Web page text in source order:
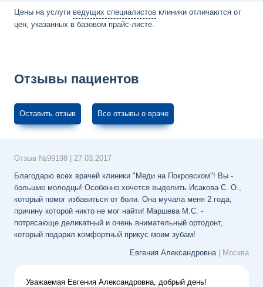
Цены на услуги ведущих специалистов клиники отличаются от
цен, указанных в базовом прайс-листе.
Отзывы пациентов
Оставить отзыв Все отзывы о враче
Отзыв №99198
27.03.2017
Благодарю всех врачей клиники "Меди на Покровском"! Вы -
большие молодцы! Особенно хочется выделить Исакова С. О.,
который помог избавиться от боли. Она мучала меня 2 года,
причину которой никто не мог найти! Маршева М.С. -
потрясающе деликатный и очень внимательный ортодонт,
который подарил комфортный прикус моим зубам!
Евгения Александровна | Москва
Уважаемая Евгения Александровна, добрый день!